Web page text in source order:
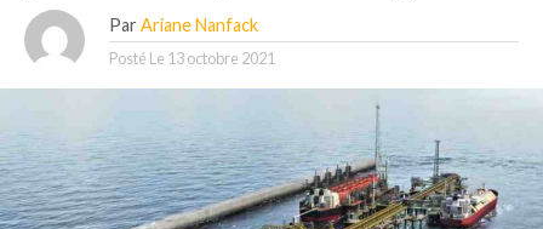
Par Ariane Nanfack
Posté Le 13 octobre 2021